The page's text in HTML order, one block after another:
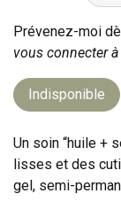
Prévenez-moi
vous connecter
Indisponible
Un soin “huile +
lisses et des
gel, semi-